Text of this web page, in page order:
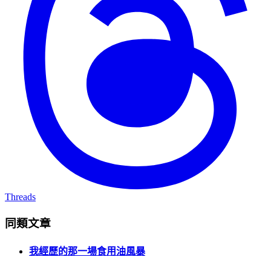
Threads
同類文章
我經歷的那一場食用油風暴